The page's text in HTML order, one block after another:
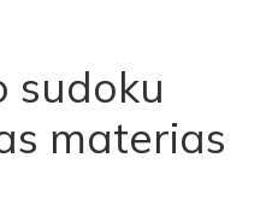
sudoku
materias